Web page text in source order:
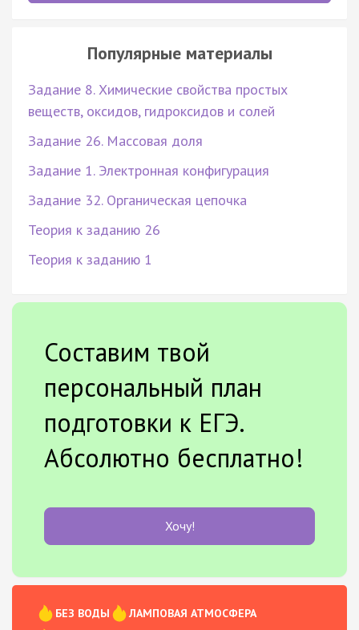
Популярные материалы
Задание 8. Химические свойства простых
веществ, оксидов, гидроксидов и солей
Задание 26. Массовая доля
Задание 1. Электронная конфигурация
Задание 32. Органическая цепочка
Теория к заданию 26
Теория к заданию 1
Составим твой
персональный план
подготовки к ЕГЭ.
Абсолютно бесплатно!
Хочу!
БЕЗ ВОДЫ
ЛАМПОВАЯ АТМОСФЕРА